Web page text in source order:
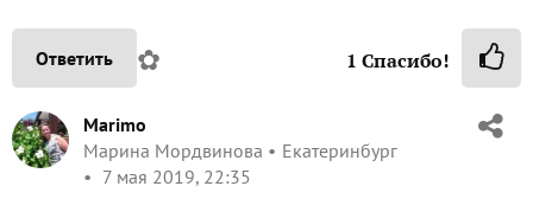
Ответить ✿ 1 Спасибо!
Marimo
Марина Мордвинова
Екатеринбург
7 мая 2019, 22:35